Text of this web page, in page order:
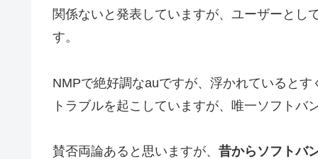
関係ないと発表していますが、ユーザーとし
す。
NMPで絶好調なauですが、浮かれていると
トラブルを起こしていますが、唯一ソフトバ
賛否両論あると思いますが、 昔からソフトバ